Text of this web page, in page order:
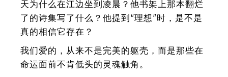
天为什么在江边坐到凌晨？他书架上那本翻烂
了的诗集写了什么？他提到“理想”时，是不是
真的相信它存在？
我们爱的，从来不是完美的躯壳，而是那些在
命运面前不肯低头的灵魂触角。